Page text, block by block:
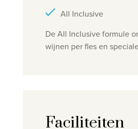
All Inclusive
De All Inclusive formule
wijnen per fles en
Faciliteiten